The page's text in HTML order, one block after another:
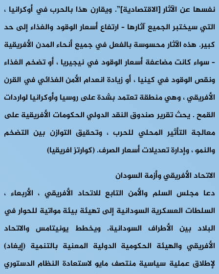
نفسها عن الآثار [الاقتصادية]”. ويقارن هذا بالحرب في أوكرانيا ،
التي سيختبر الجميع آثارها – ارتفاع أسعار الوقود والغذاء إلى حد
كبير. هذه الآثار محسوسة بالفعل في جميع أنحاء المدن الأفريقية
– سواء كانت مضاعفة أسعار الوقود في نيجيريا ، أو تضخم الغذاء
ونقص الوقود في كينيا ، أو زيادة انعدام الأمن الغذائي في القرن
الأفريقي ، وهي منطقة تعتمد بشدة على روسيا وأوكرانيا لواردات
القمح . يحث تقرير صندوق النقد الدولي الحكومات الأفريقية على
معالجة التأثير المحلي للحرب ، وتحقيق التوازن بين التضخم
والنمو ، وإدارة تعديلات أسعار الصرف. (كوارتز افريقيا)
الاتحاد الأفريقي وأزمة السودان
دعا مجلس السلم والأمن التابع للاتحاد الأفريقي ، الأربعاء ،
السلطات العسكرية السودانية إلى تهيئة بيئة مواتية للحوار في
البلاد بين الأطراف السودانية. ويخطط يونيتامس والاتحاد
الأفريقي والهيئة الحكومية الدولية المعنية بالتنمية (إيغاد)
لإطلاق عملية سياسية منتصف مايو لاستعادة النظام الدستوري